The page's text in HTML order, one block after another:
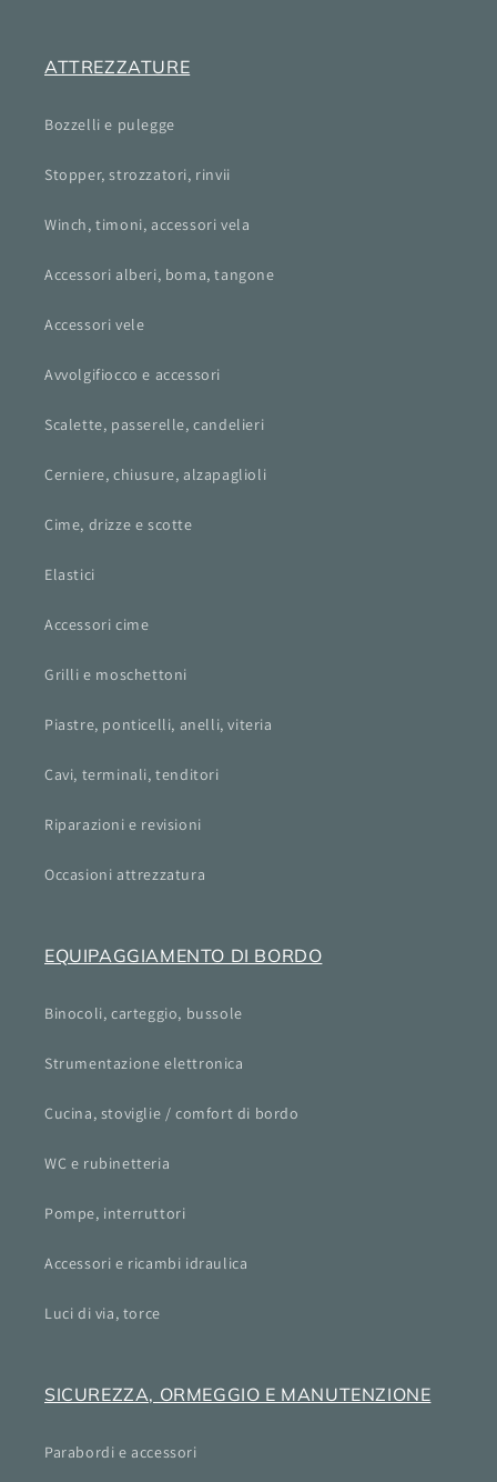
ATTREZZATURE
Bozzelli e pulegge
Stopper, strozzatori, rinvii
Winch, timoni, accessori vela
Accessori alberi, boma, tangone
Accessori vele
Avvolgifiocco e accessori
Scalette, passerelle, candelieri
Cerniere, chiusure, alzapaglioli
Cime, drizze e scotte
Elastici
Accessori cime
Grilli e moschettoni
Piastre, ponticelli, anelli, viteria
Cavi, terminali, tenditori
Riparazioni e revisioni
Occasioni attrezzatura
EQUIPAGGIAMENTO DI BORDO
Binocoli, carteggio, bussole
Strumentazione elettronica
Cucina, stoviglie / comfort di bordo
WC e rubinetteria
Pompe, interruttori
Accessori e ricambi idraulica
Luci di via, torce
SICUREZZA, ORMEGGIO E MANUTENZIONE
Parabordi e accessori